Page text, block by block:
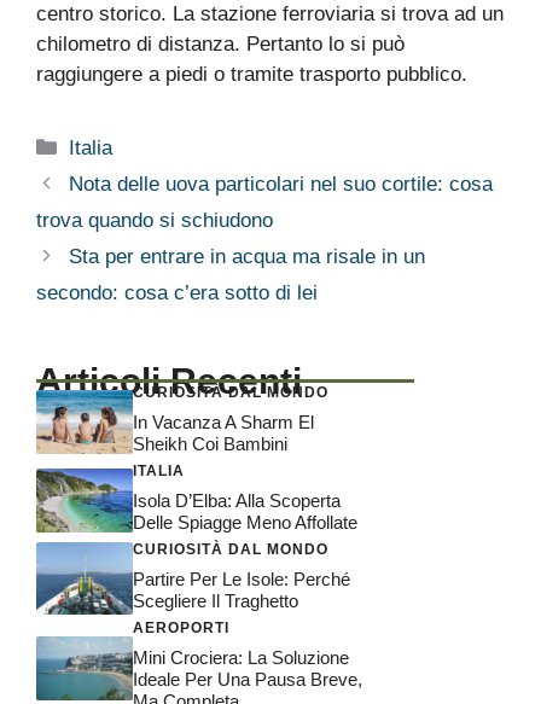
centro storico. La stazione ferroviaria si trova ad un
chilometro di distanza. Pertanto lo si può
raggiungere a piedi o tramite trasporto pubblico.
Categorie
Italia
Nota delle uova particolari nel suo cortile: cosa
trova quando si schiudono
Sta per entrare in acqua ma risale in un
secondo: cosa c’era sotto di lei
Articoli Recenti
CURIOSITÀ DAL MONDO
In Vacanza A Sharm El
Sheikh Coi Bambini
ITALIA
Isola D’Elba: Alla Scoperta
Delle Spiagge Meno Affollate
CURIOSITÀ DAL MONDO
Partire Per Le Isole: Perché
Scegliere Il Traghetto
AEROPORTI
Mini Crociera: La Soluzione
Ideale Per Una Pausa Breve,